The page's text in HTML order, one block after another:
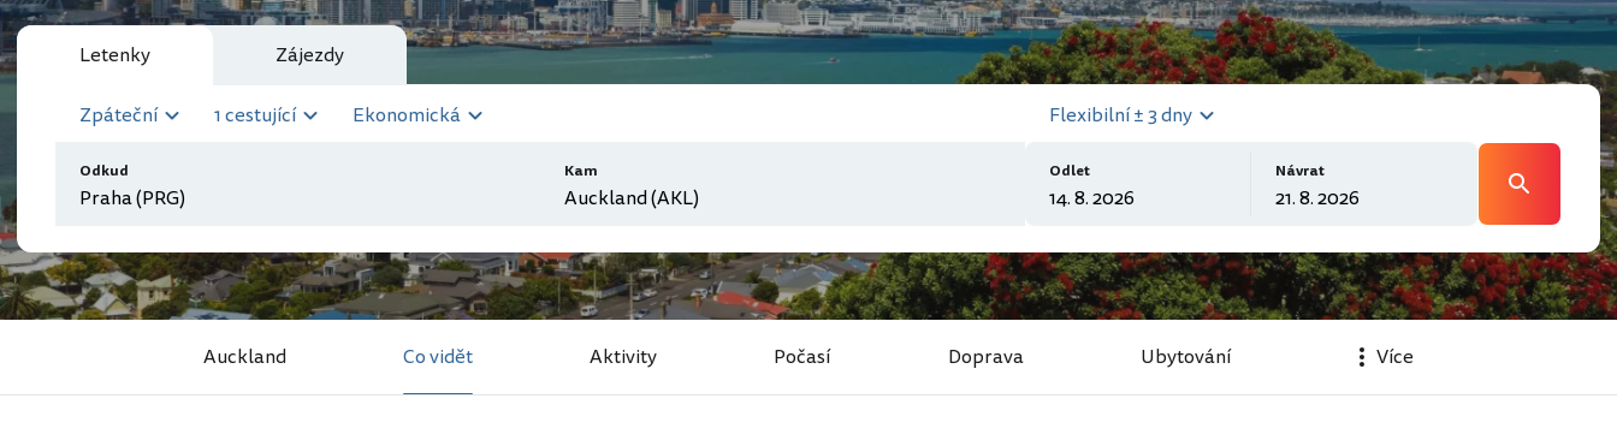
Letenky Zájezdy
Zpáteční 1 cestující Ekonomická
Odkud Kam
Flexibilní ± 3 dny
Odlet Návrat
Auckland Co vidět Aktivity Počasí Doprava Ubytování Více